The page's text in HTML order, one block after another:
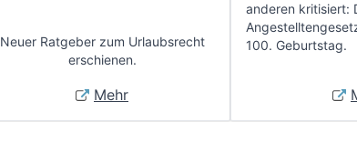
Neuer Ratgeber zum Urlaubsrecht
erschienen.
Mehr
anderen kritisiert:
100. Geburtstag.